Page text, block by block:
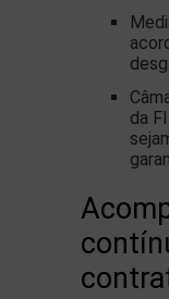
da